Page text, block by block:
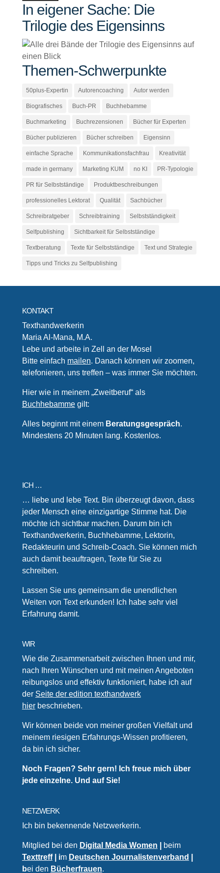
In eigener Sache: Die
Trilogie des Eigensinns
Themen-Schwerpunkte
50plus-Expertin Autorencoaching Autor werden
Biografisches Buch-PR Buchhebamme
Buchmarketing Buchrezensionen Bücher für Experten
Bücher publizieren Bücher schreiben Eigensinn
einfache Sprache Kommunikationsfachfrau Kreativität
made in germany Marketing KUM no KI PR-Typologie
PR für Selbstständige Produktbeschreibungen
professionelles Lektorat Qualität Sachbücher
Schreibratgeber Schreibtraining Selbstständigkeit
Selfpublishing Sichtbarkeit für Selbstständige
Textberatung Texte für Selbstständige Text und Strategie
Tipps und Tricks zu Selfpublishing
KONTAKT
Texthandwerkerin
Maria Al-Mana, M.A.
Lebe und arbeite in Zell an der Mosel
Bitte einfach mailen. Danach können wir zoomen,
telefonieren, uns treffen – was immer Sie möchten.
Hier wie in meinem „Zweitberuf“ als
Buchhebammegilt:
Alles beginnt mit einem Beratungsgespräch.
Mindestens 20 Minuten lang. Kostenlos.
ICH …
… liebe und lebe Text. Bin überzeugt davon, dass
jeder Mensch eine einzigartige Stimme hat. Die
möchte ich sichtbar machen. Darum bin ich
Texthandwerkerin, Buchhebamme, Lektorin,
Redakteurin und Schreib-Coach. Sie können mich
auch damit beauftragen, Texte für Sie zu
schreiben.
Lassen Sie uns gemeinsam die unendlichen
Weiten von Text erkunden! Ich habe sehr viel
Erfahrung damit.
WIR
Wie die Zusammenarbeit zwischen Ihnen und mir,
nach Ihren Wünschen und mit meinen Angeboten
reibungslos und effektiv funktioniert, habe ich auf
der Seite der edition texthandwerk
hierbeschrieben.
Wir können beide von meiner großen Vielfalt und
meinem riesigen Erfahrungs-Wissen profitieren,
da bin ich sicher.
Noch Fragen? Sehr gern! Ich freue mich über
jede einzelne. Und auf Sie!
NETZWERK
Ich bin bekennende Netzwerkerin.
Mitglied bei den Digital Media Women
beim
Texttreff| im Deutschen Journalistenverband
bei den Bücherfrauen.